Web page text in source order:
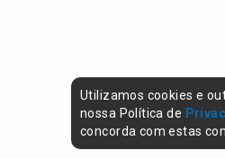
Utilizamos cookies e
nossa Política de
concorda com estas